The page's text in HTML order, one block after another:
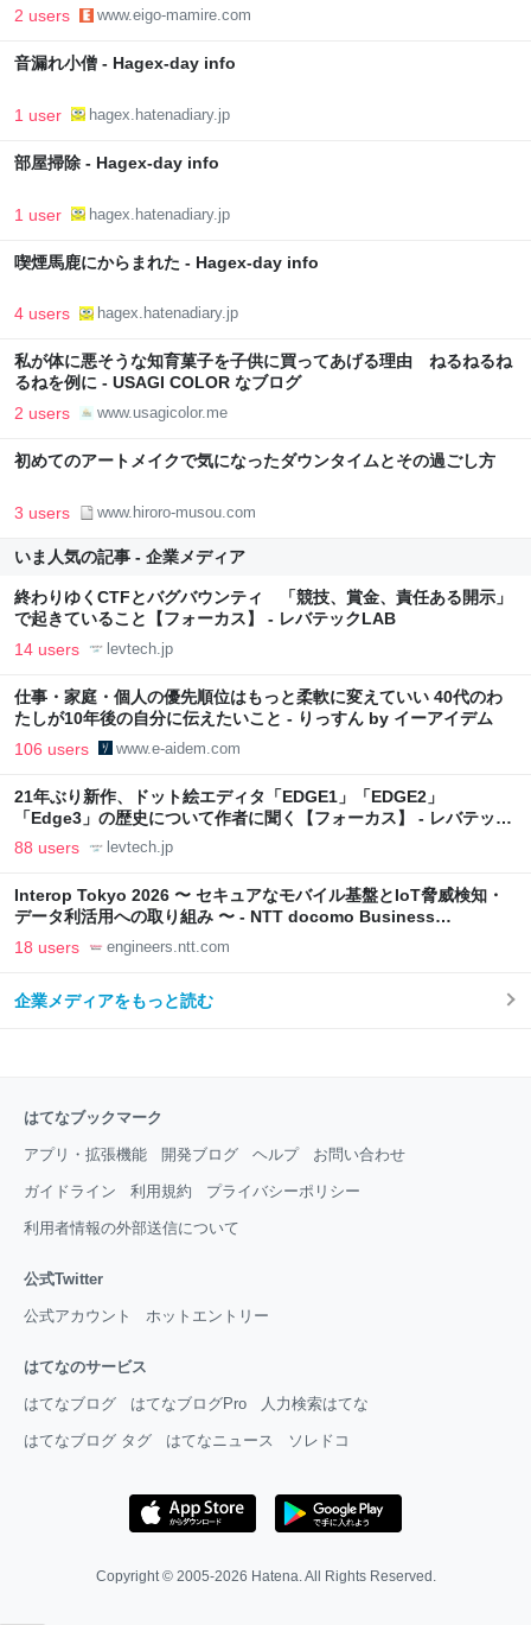
2 users www.eigo-mamire.com
音漏れ小僧 - Hagex-day info
1 user hagex.hatenadiary.jp
部屋掃除 - Hagex-day info
1 user hagex.hatenadiary.jp
喫煙馬鹿にからまれた - Hagex-day info
4 users hagex.hatenadiary.jp
私が体に悪そうな知育菓子を子供に買ってあげる理由 ねるねるね
るねを例に - USAGI COLOR なブログ
2 users www.usagicolor.me
初めてのアートメイクで気になったダウンタイムとその過ごし方
3 users www.hiroro-musou.com
いま人気の記事 - 企業メディア
終わりゆくCTFとバグバウンティ 「競技、賞金、責任ある開示」
で起きていること【フォーカス】 - レバテックLAB
14 users levtech.jp
仕事・家庭・個人の優先順位はもっと柔軟に変えていい 40代のわ
たしが10年後の自分に伝えたいこと - りっすん by イーアイデム
106 users www.e-aidem.com
21年ぶり新作、ドット絵エディタ「EDGE1」「EDGE2」
「Edge3」の歴史について作者に聞く【フォーカス】 - レバテック
LAB
88 users levtech.jp
Interop Tokyo 2026 〜 セキュアなモバイル基盤とIoT脅威検知・
データ利活用への取り組み 〜 - NTT docomo Business
Engineers' Blog
18 users engineers.ntt.com
企業メディアをもっと読む
はてなブックマーク
アプリ・拡張機能 開発ブログ ヘルプ お問い合わせ
ガイドライン 利用規約 プライバシーポリシー
利用者情報の外部送信について
公式Twitter
公式アカウント ホットエントリー
はてなのサービス
はてなブログ はてなブログPro 人力検索はてな
はてなブログ タグ はてなニュース ソレドコ
Copyright © 2005-2026 Hatena. All Rights Reserved.